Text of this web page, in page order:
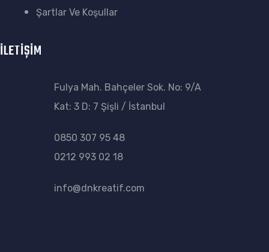
Şartlar Ve Koşullar
İLETİŞİM
Fulya Mah. Bahçeler Sok. No: 9/A
Kat: 3 D: 7 Şişli / İstanbul
0850 307 95 48
0212 993 02 18
info@dnkreatif.com